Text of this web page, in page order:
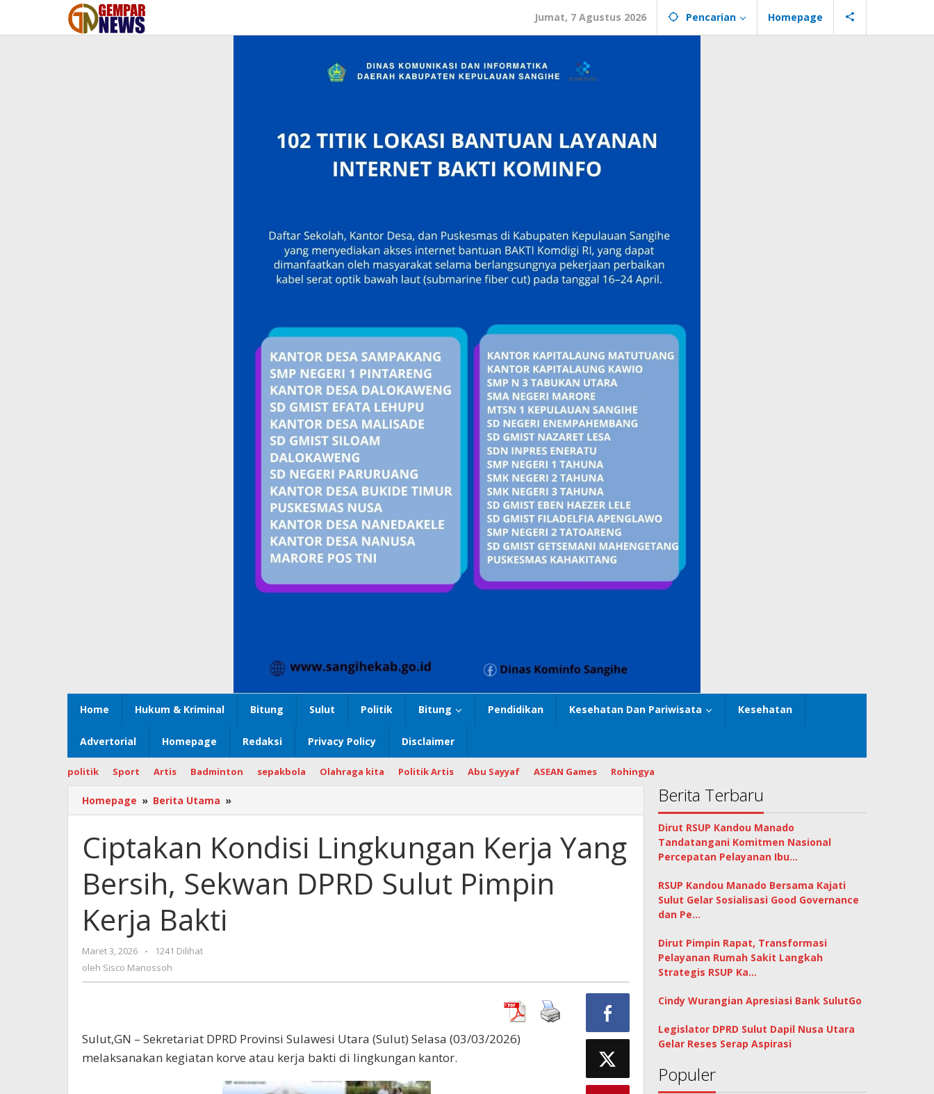
konten
Jumat, 7 Agustus 2026 Pencarian Homepage
Home Hukum & Kriminal Bitung Sulut Politik Bitung Pendidikan Kesehatan Dan Pariwisata Kesehatan
Advertorial Homepage Redaksi Privacy Policy Disclaimer
politik Sport Artis Badminton sepakbola Olahraga kita Politik Artis Abu Sayyaf ASEAN Games Rohingya
Homepage » Berita Utama »
Kondisi
Kerja
Yang
Sekwan
Ciptakan Kondisi Lingkungan Kerja Yang
Bersih, Sekwan DPRD Sulut Pimpin
Kerja Bakti
Maret 3, 2026
oleh
Sisco
-
1241 Dilihat
oleh Sisco Manossoh
Sulut,GN – Sekretariat DPRD Provinsi Sulawesi Utara (Sulut) Selasa (03/03/2026)
melaksanakan kegiatan korve atau kerja bakti di lingkungan kantor.
Berita Terbaru
Dirut RSUP Kandou Manado
Tandatangani Komitmen Nasional
Percepatan Pelayanan Ibu…
RSUP Kandou Manado Bersama Kajati
Sulut Gelar Sosialisasi Good Governance
dan Pe…
Dirut Pimpin Rapat, Transformasi
Pelayanan Rumah Sakit Langkah
Strategis RSUP Ka…
Cindy Wurangian Apresiasi Bank SulutGo
Legislator DPRD Sulut Dapil Nusa Utara
Gelar Reses Serap Aspirasi
Populer